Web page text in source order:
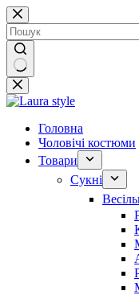
Перейти
до
вмісту
Немає
результатів
Головна
Чоловічі костюми
Товари
Сукні